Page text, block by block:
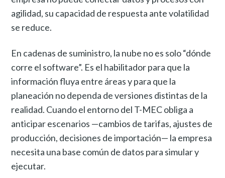
agilidad, su capacidad de respuesta ante volatilidad
se reduce.
En cadenas de suministro, la nube no es solo “dónde
corre el software”. Es el habilitador para que la
información fluya entre áreas y para que la
planeación no dependa de versiones distintas de la
realidad. Cuando el entorno del T-MEC obliga a
anticipar escenarios —cambios de tarifas, ajustes de
producción, decisiones de importación— la empresa
necesita una base común de datos para simular y
ejecutar.